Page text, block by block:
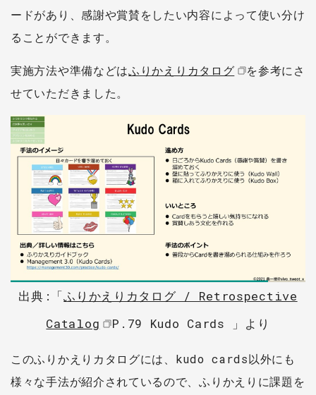
ードがあり、感謝や賞賛をしたい内容によって使い分け
ることができます。
実施方法や準備などはふりかえりカタログ
を参考にさ
せていただきました。
出典:「ふりかえりカタログ / Retrospective
Catalog
P.79 Kudo Cards 」より
このふりかえりカタログには、kudo cards以外にも
様々な手法が紹介されているので、ふりかえりに課題を